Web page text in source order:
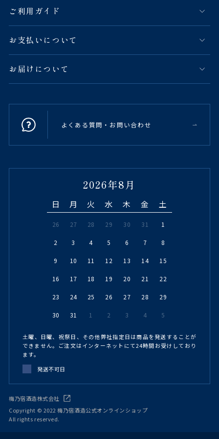
ご利用ガイド
お支払いについて
お届けについて
よくある質問・お問い合わせ
2026年8月
日 月 火 水 木 金 土
26 27 28 29 30 31 1
2 3 4 5 6 7 8
9 10 11 12 13 14 15
16 17 18 19 20 21 22
23 24 25 26 27 28 29
30 31 1 2 3 4 5
土曜、日曜、祝祭日、その他弊社指定日は商品を発送することが
できません。ご注文はインターネットにて24時間お受けしており
ます。
発送不可日
梅乃宿酒造株式会社
Copyright © 2022 梅乃宿酒造公式オンラインショップ
All rights reserved.